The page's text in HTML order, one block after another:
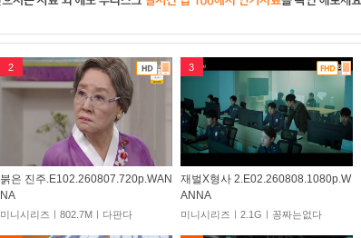
2
붉은 진주.E102.260807.720p.WAN
NA
미니시리즈ㅣ802.7Mㅣ다판다
3
재벌X형사 2.E02.260808.1080p.W
ANNA
미니시리즈ㅣ2.1Gㅣ꽁짜는없다